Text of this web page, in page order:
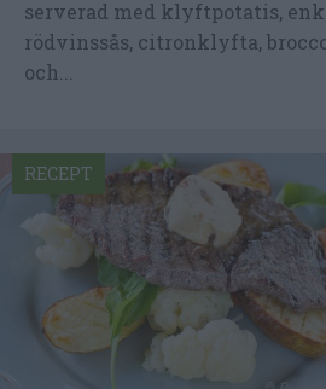
serverad med klyftpotatis,
rödvinssås, citronklyfta,
och...
RECEPT